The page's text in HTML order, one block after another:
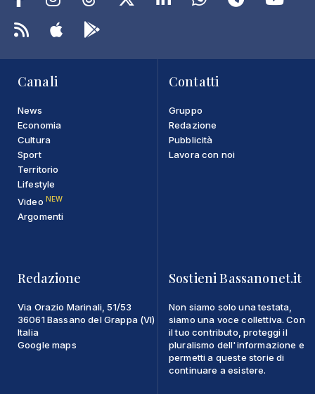
Canali
News
Economia
Cultura
Sport
Territorio
Lifestyle
Video NEW
Argomenti
Contatti
Gruppo
Redazione
Pubblicità
Lavora con noi
Redazione
Via Orazio Marinali, 51/53
36061 Bassano del Grappa (VI)
Italia
Google maps
Sostieni Bassanonet.it
Non siamo solo una testata,
siamo una voce collettiva. Con
il tuo contributo, proteggi il
pluralismo dell'informazione e
permetti a queste storie di
continuare a esistere.